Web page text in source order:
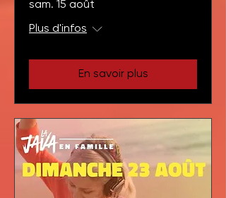
sam. 15 août
Plus d'infos
En savoir plus